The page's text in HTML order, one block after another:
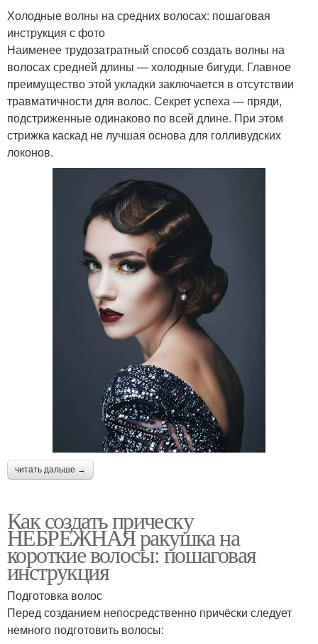
Холодные волны на средних волосах: пошаговая
инструкция с фото
Наименее трудозатратный способ создать волны на
волосах средней длины — холодные бигуди. Главное
преимущество этой укладки заключается в отсутствии
травматичности для волос. Секрет успеха — пряди,
подстриженные одинаково по всей длине. При этом
стрижка каскад не лучшая основа для голливудских
локонов.
читать дальше →
Как создать прическу
НЕБРЕЖНАЯ ракушка на
короткие волосы: пошаговая
инструкция
Подготовка волос
Перед созданием непосредственно причёски следует
немного подготовить волосы: